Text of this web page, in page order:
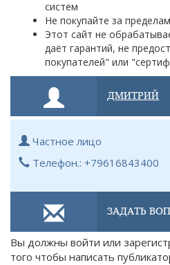
систем
Не покупайте за
Этот сайт не
даёт гарантий, не
покупателей" или
ДМИТРИЙ
Частное лицо
Телефон.: +79616843400
ЗАДАТЬ
Вы должны войти или
того чтобы написать